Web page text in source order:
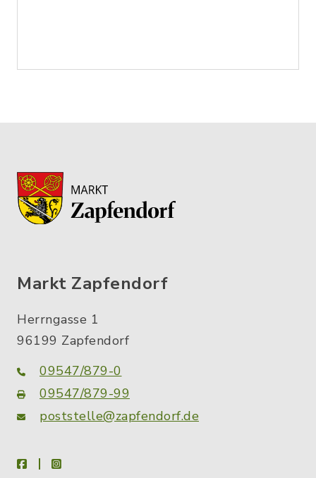
Markt Zapfendorf
Herrngasse 1
96199 Zapfendorf
09547/879-0
09547/879-99
poststelle@zapfendorf.de
facebookinstagram